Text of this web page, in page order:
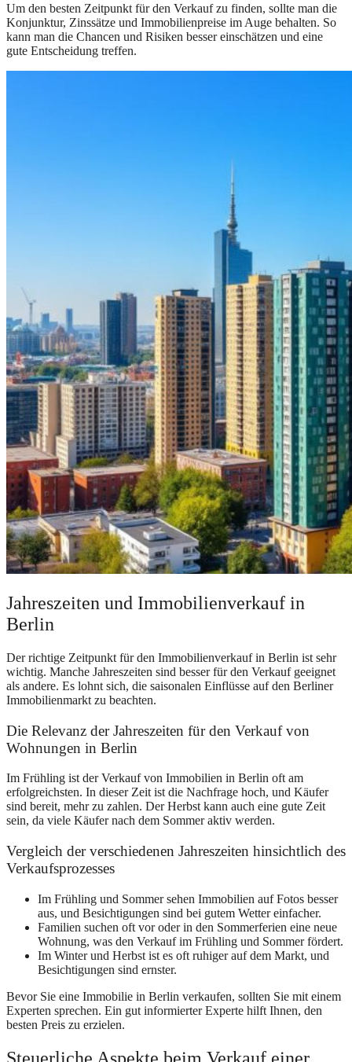
Um den besten Zeitpunkt für den Verkauf zu finden, sollte man die
Konjunktur, Zinssätze und Immobilienpreise im Auge behalten. So
kann man die Chancen und Risiken besser einschätzen und eine
gute Entscheidung treffen.
Jahreszeiten und Immobilienverkauf in
Berlin
Der richtige Zeitpunkt für den Immobilienverkauf in Berlin ist sehr
wichtig. Manche Jahreszeiten sind besser für den Verkauf geeignet
als andere. Es lohnt sich, die saisonalen Einflüsse auf den Berliner
Immobilienmarkt zu beachten.
Die Relevanz der Jahreszeiten für den Verkauf von
Wohnungen in Berlin
Im Frühling ist der Verkauf von Immobilien in Berlin oft am
erfolgreichsten. In dieser Zeit ist die Nachfrage hoch, und Käufer
sind bereit, mehr zu zahlen. Der Herbst kann auch eine gute Zeit
sein, da viele Käufer nach dem Sommer aktiv werden.
Vergleich der verschiedenen Jahreszeiten hinsichtlich des
Verkaufsprozesses
Im Frühling und Sommer sehen Immobilien auf Fotos besser
aus, und Besichtigungen sind bei gutem Wetter einfacher.
Familien suchen oft vor oder in den Sommerferien eine neue
Wohnung, was den Verkauf im Frühling und Sommer fördert.
Im Winter und Herbst ist es oft ruhiger auf dem Markt, und
Besichtigungen sind ernster.
Bevor Sie eine Immobilie in Berlin verkaufen, sollten Sie mit einem
Experten sprechen. Ein gut informierter Experte hilft Ihnen, den
besten Preis zu erzielen.
Steuerliche Aspekte beim Verkauf einer